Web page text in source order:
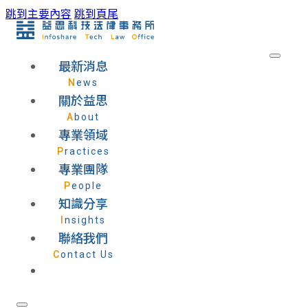
跳到主要內容 跳到頁尾
最新消息
News
關於益思
About
專業領域
Practices
專業團隊
People
知識分享
Insights
聯絡我們
Contact Us